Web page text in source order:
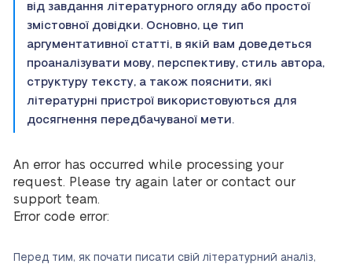
від завдання літературного огляду або простої
змістовної довідки. Основно, це тип
аргументативної статті, в якій вам доведеться
проаналізувати мову, перспективу, стиль автора,
структуру тексту, а також пояснити, які
літературні пристрої використовуються для
досягнення передбачуваної мети.
An error has occurred while processing your
request. Please try again later or contact our
support team.
Error code error:
Перед тим, як почати писати свій літературний аналіз,